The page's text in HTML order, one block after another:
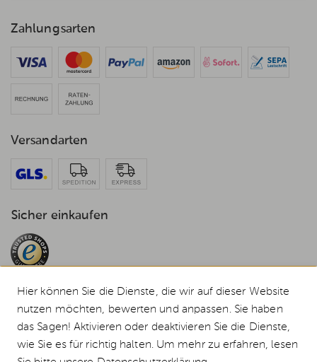
Zahlungsarten
Versandarten
Sicher einkaufen
© 2026 Weststyle GmbH · Europas grosser Weber Spezialist
Alle Preise inkl. MwSt., inkl. Verpackungskosten und zzgl.
Hier können Sie die Dienste, die wir auf dieser Website
nutzen möchten, bewerten und anpassen. Sie haben
das Sagen! Aktivieren oder deaktivieren Sie die Dienste,
wie Sie es für richtig halten. Um mehr zu erfahren, lesen